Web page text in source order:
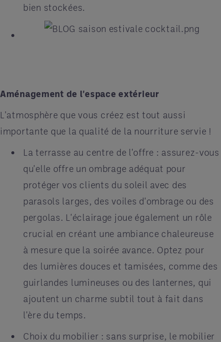
bien stockées.
Aménagement de l'espace extérieur
L'atmosphère que vous créez est tout aussi
importante que la qualité de la nourriture servie !
La terrasse au centre de l'offre : assurez-vous
qu'elle offre un ombrage adéquat pour
protéger vos clients du soleil avec des
parasols larges, des voiles d'ombrage ou des
pergolas. L'éclairage joue également un rôle
crucial en créant une ambiance chaleureuse
à mesure que la soirée avance. Optez pour
des lumières douces et tamisées, comme des
guirlandes lumineuses ou des lanternes, qui
ajoutent un charme subtil tout à fait dans
l'ère du temps.
Choix du mobilier : sans surprise, le mobilier